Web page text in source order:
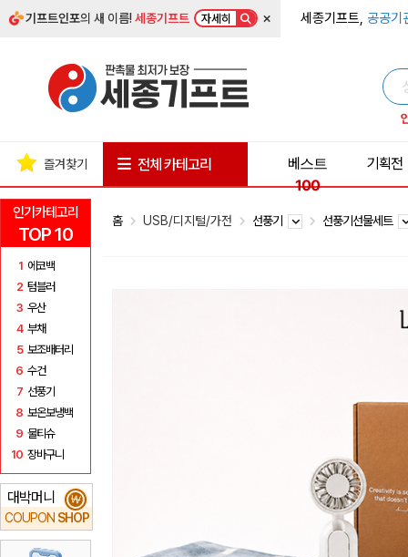
기프트인포의 새 이름!세종기프트 자세히 × 세종기프트, 공공기
인기카테고리
TOP 10
1 에코백
2 텀블러
3 우산
4 부채
5 보조배터리
6 수건
7 선풍기
8 보온보냉백
9 물티슈
10 장바구니
대박머니
COUPON SHOP
₩
즐겨찾기 전체 카테고리
베스트
100
기획전
홈 USB/디지털/가전 선풍기 선풍기선물세트